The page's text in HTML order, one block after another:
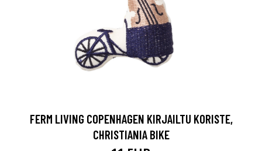
FERM LIVING COPENHAGEN KIRJAILTU KORISTE,
CHRISTIANIA BIKE